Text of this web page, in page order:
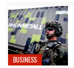
BUSINESS